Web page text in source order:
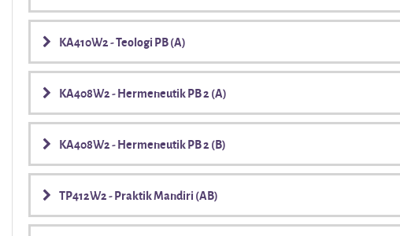
KA410W2 - Teologi PB (A)
KA408W2 - Hermeneutik PB 2 (A)
KA408W2 - Hermeneutik PB 2 (B)
TP412W2 - Praktik Mandiri (AB)